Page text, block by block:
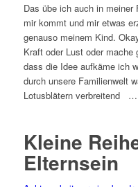
Das übe ich auch in
mir kommt und mir etwas
genauso meinem Kind.
Kraft oder Lust oder
dass die Idee aufkäme ich
durch unsere Familienwelt
Lotusblätern verbreitend …
Kleine
Elternsein